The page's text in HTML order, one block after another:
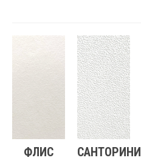
ФЛИС САНТОРИНИ